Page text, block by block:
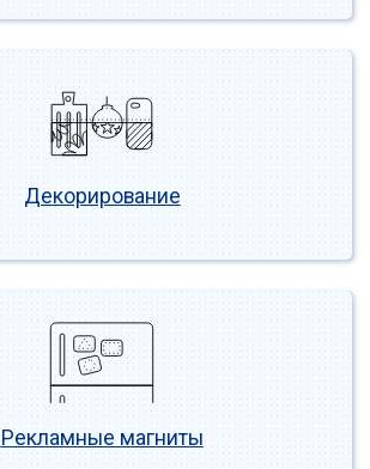
Декорирование
Рекламные магниты